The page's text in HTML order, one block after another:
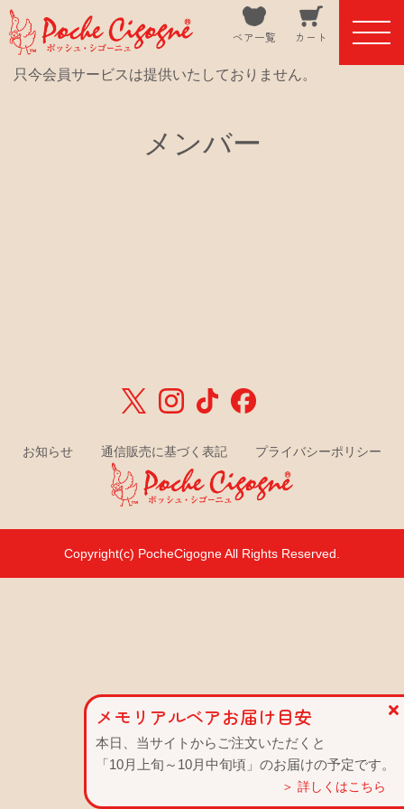
ベア一覧 カート
只今会員サービスは提供いたしておりません。
メンバー
メモリアルベアお届け目安
本日、当サイトからご注文いただくと
「10月上旬～10月中旬頃」のお届けの予定です。
＞ 詳しくはこちら
お知らせ 通信販売に基づく表記 プライバシーポリシー
Copyright(c) PocheCigogne All Rights Reserved.